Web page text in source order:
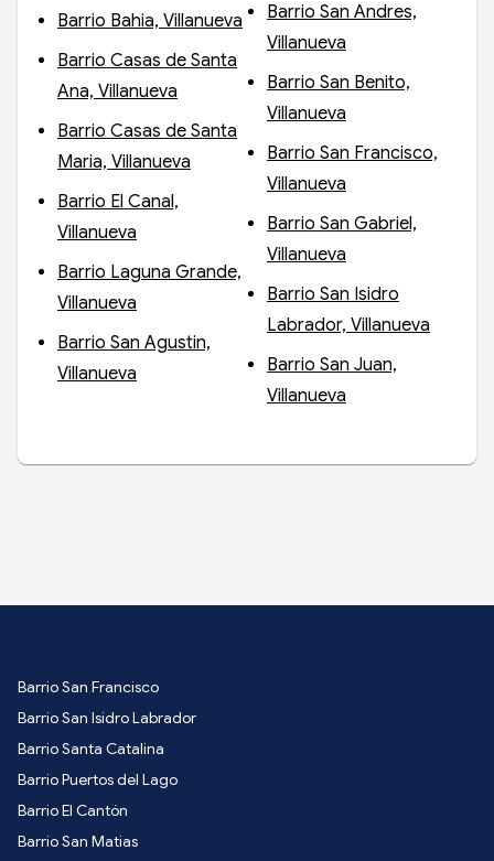
Barrio Bahia, Villanueva
Barrio Casas de Santa
Ana, Villanueva
Barrio Casas de Santa
Maria, Villanueva
Barrio El Canal,
Villanueva
Barrio Laguna Grande,
Villanueva
Barrio San Agustin,
Villanueva
Barrio San Andres,
Villanueva
Barrio San Benito,
Villanueva
Barrio San Francisco,
Villanueva
Barrio San Gabriel,
Villanueva
Barrio San Isidro
Labrador, Villanueva
Barrio San Juan,
Villanueva
Barrio San Francisco
Barrio San Isidro Labrador
Barrio Santa Catalina
Barrio Puertos del Lago
Barrio El Cantón
Barrio San Matias